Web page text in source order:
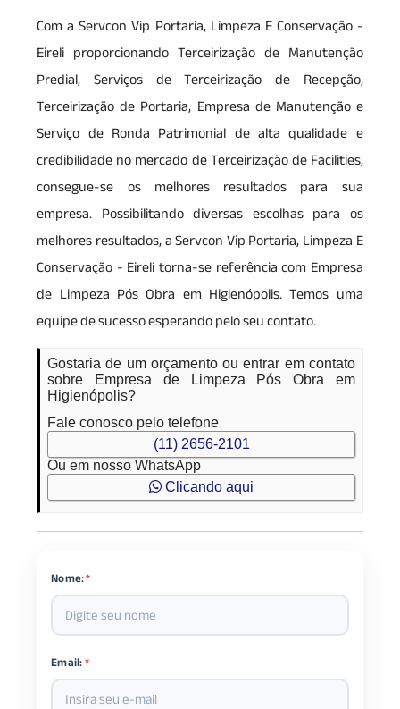
Com a Servcon Vip Portaria, Limpeza E Conservação -
Eireli proporcionando Terceirização de Manutenção
Predial, Serviços de Terceirização de Recepção,
Terceirização de Portaria, Empresa de Manutenção e
Serviço de Ronda Patrimonial de alta qualidade e
credibilidade no mercado de Terceirização de Facilities,
consegue-se os melhores resultados para sua
empresa. Possibilitando diversas escolhas para os
melhores resultados, a Servcon Vip Portaria, Limpeza E
Conservação - Eireli torna-se referência com Empresa
de Limpeza Pós Obra em Higienópolis. Temos uma
equipe de sucesso esperando pelo seu contato.
Gostaria de um orçamento ou entrar em contato
sobre Empresa de Limpeza Pós Obra em
Higienópolis?
Fale conosco pelo telefone
(11) 2656-2101
Ou em nosso WhatsApp
Clicando aqui
Nome:*
Email:*